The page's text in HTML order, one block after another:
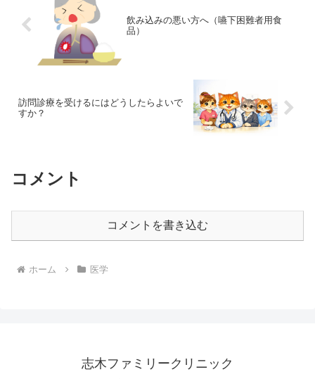
飲み込みの悪い方へ（嚥下困難者用食
品）
訪問診療を受けるにはどうしたらよいで
すか？
コメント
コメントを書き込む
ホーム 医学
志木ファミリークリニック